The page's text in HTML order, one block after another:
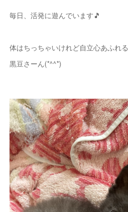
毎日、活発に遊んでいます🎵
体はちっちゃいけれど自立心あふれる
黒豆さーん(*^^*)